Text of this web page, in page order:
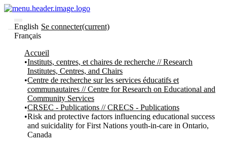
English
Français
Se connecter(current)
et collections
Parcourir
Statistiques
À
propos
Recherche
Comment
Accueil
Instituts, centres, et chaires de recherche // Research
Institutes, Centres, and Chairs
Centre de recherche sur les services éducatifs et
communautaires // Centre for Research on Educational and
Community Services
CRSEC - Publications // CRECS - Publications
Risk and protective factors influencing educational success
and suicidality for First Nations youth-in-care in Ontario,
Canada